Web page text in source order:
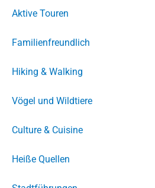
Aktive Touren
Familienfreundlich
Hiking & Walking
Vögel und Wildtiere
Culture & Cuisine
Heiße Quellen